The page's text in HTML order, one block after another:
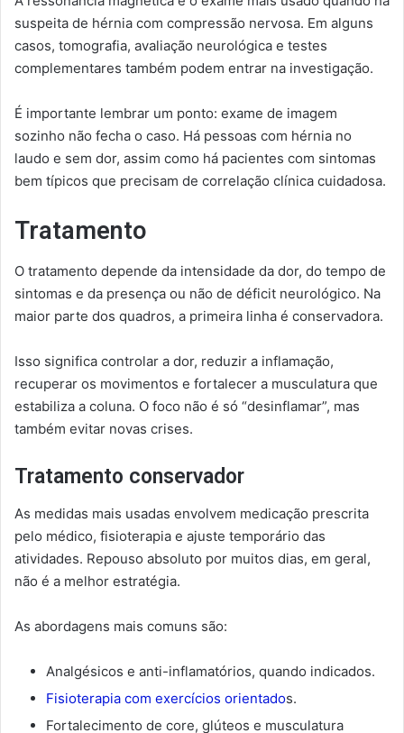
suspeita de hérnia com compressão nervosa. Em alguns
casos, tomografia, avaliação neurológica e testes
complementares também podem entrar na investigação.
É importante lembrar um ponto: exame de imagem
sozinho não fecha o caso. Há pessoas com hérnia no
laudo e sem dor, assim como há pacientes com sintomas
bem típicos que precisam de correlação clínica cuidadosa.
Tratamento
O tratamento depende da intensidade da dor, do tempo de
sintomas e da presença ou não de déficit neurológico. Na
maior parte dos quadros, a primeira linha é conservadora.
Isso significa controlar a dor, reduzir a inflamação,
recuperar os movimentos e fortalecer a musculatura que
estabiliza a coluna. O foco não é só “desinflamar”, mas
também evitar novas crises.
Tratamento conservador
As medidas mais usadas envolvem medicação prescrita
pelo médico, fisioterapia e ajuste temporário das
atividades. Repouso absoluto por muitos dias, em geral,
não é a melhor estratégia.
As abordagens mais comuns são:
Analgésicos e anti-inflamatórios, quando indicados.
Fisioterapia com exercícios orientados.
Fortalecimento de core, glúteos e musculatura